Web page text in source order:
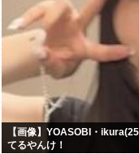
【画像】YOASOBI・
てるやんけ！